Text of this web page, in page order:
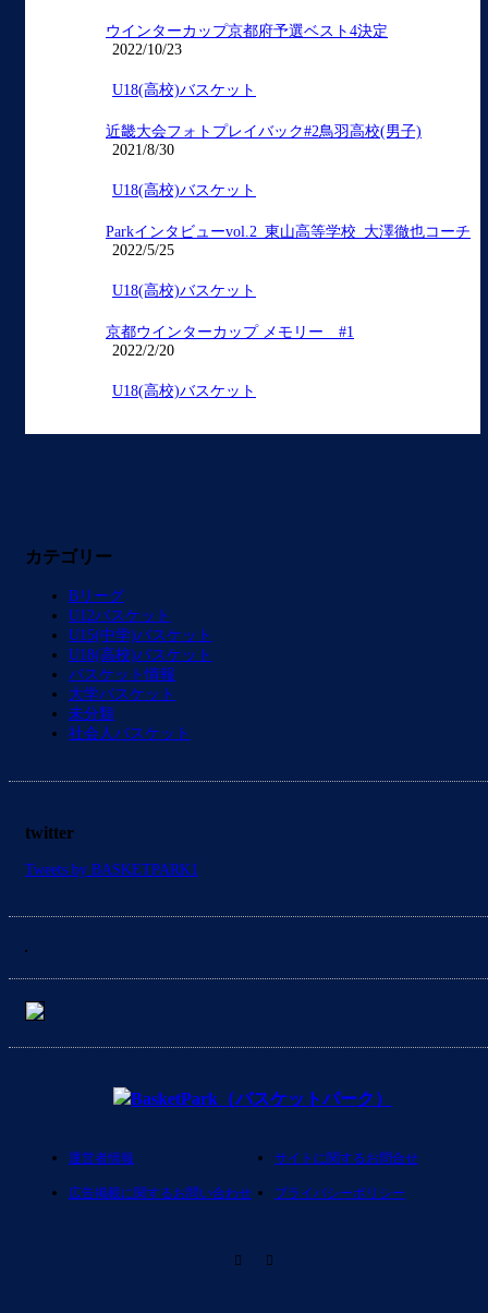
ウインターカップ京都府予選ベスト4決定
2022/10/23
U18(高校)バスケット
近畿大会フォトプレイバック#2鳥羽高校(男子)
2021/8/30
U18(高校)バスケット
Parkインタビューvol.2_東山高等学校_大澤徹也コーチ
2022/5/25
U18(高校)バスケット
京都ウインターカップ メモリー #1
2022/2/20
U18(高校)バスケット
カテゴリー
Bリーグ
U12バスケット
U15(中学)バスケット
U18(高校)バスケット
バスケット情報
大学バスケット
未分類
社会人バスケット
twitter
Tweets by BASKETPARK1
運営者情報 サイトに関するお問合せ
広告掲載に関するお問い合わせ プライバシーポリシー
Twitter